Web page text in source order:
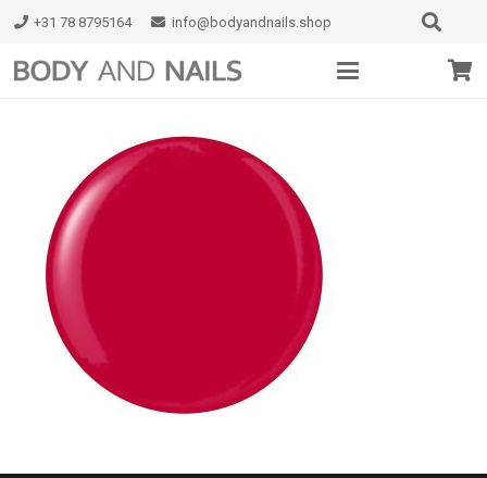
+31 78 8795164 info@bodyandnails.shop